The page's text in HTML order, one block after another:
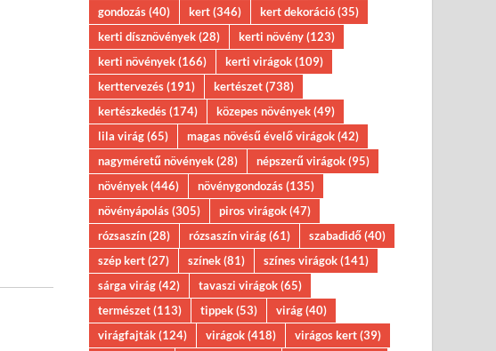
gondozás(40) kert(346) kert dekoráció(35)
kerti dísznövények(28) kerti növény(123)
kerti növények(166) kerti virágok(109)
kerttervezés(191) kertészet(738)
kertészkedés(174) közepes növények(49)
lila virág(65) magas növésű évelő virágok(42)
nagyméretű növények(28) népszerű virágok(95)
növények(446) növénygondozás(135)
növényápolás(305) piros virágok(47)
rózsaszín(28) rózsaszín virág(61) szabadidő(40)
szép kert(27) színek(81) színes virágok(141)
sárga virág(42) tavaszi virágok(65)
természet(113) tippek(53) virág(40)
virágfajták(124) virágok(418) virágos kert(39)